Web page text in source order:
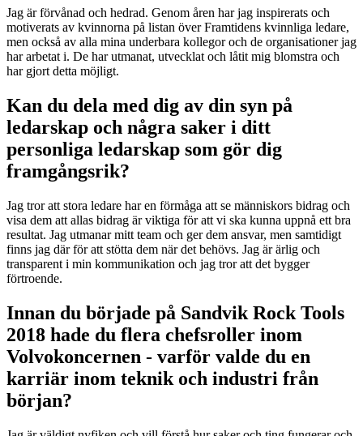
Jag är förvånad och hedrad. Genom åren har jag inspirerats och
motiverats av kvinnorna på listan över Framtidens kvinnliga ledare,
men också av alla mina underbara kollegor och de organisationer jag
har arbetat i. De har utmanat, utvecklat och låtit mig blomstra och
har gjort detta möjligt.
Kan du dela med dig av din syn på
ledarskap och några saker i ditt
personliga ledarskap som gör dig
framgångsrik?
Jag tror att stora ledare har en förmåga att se människors bidrag och
visa dem att allas bidrag är viktiga för att vi ska kunna uppnå ett bra
resultat. Jag utmanar mitt team och ger dem ansvar, men samtidigt
finns jag där för att stötta dem när det behövs. Jag är ärlig och
transparent i min kommunikation och jag tror att det bygger
förtroende.
Innan du började på Sandvik Rock Tools
2018 hade du flera chefsroller inom
Volvokoncernen - varför valde du en
karriär inom teknik och industri från
början?